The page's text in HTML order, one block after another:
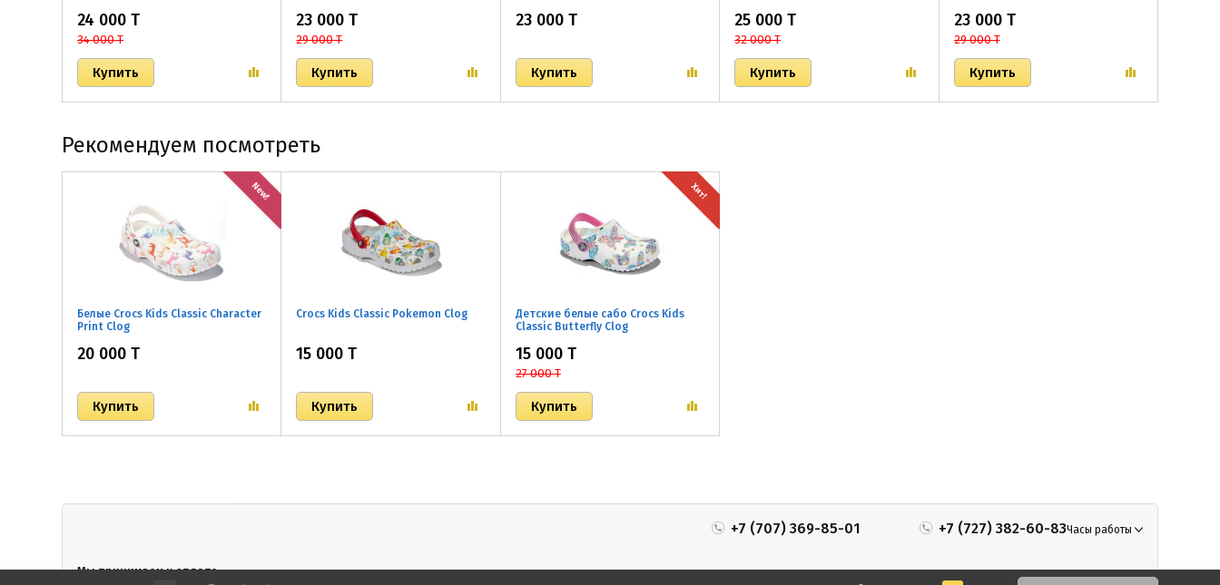
24 000 T
34 000 T
23 000 T
29 000 T
23 000 T 25 000 T
32 000 T
23 000 T
29 000 T
Рекомендуем посмотреть
New!
Белые Crocs Kids Classic Character
Print Clog
20 000 T
Crocs Kids Classic Pokemon Clog
15 000 T
Хит!
Детские белые сабо Crocs Kids
Classic Butterfly Clog
15 000 T
27 000 T
+7 (707) 369-85-01 +7 (727) 382-60-83Часы работы
Мы принимаем к оплате